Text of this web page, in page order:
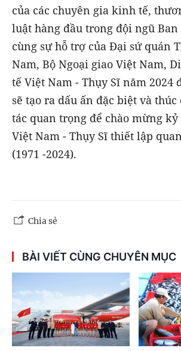
của các chuyên gia kinh tế,
luật hàng đầu trong đội ngũ
cùng sự hỗ trợ của Đại sứ quán
Nam, Bộ Ngoại giao Việt Nam,
tế Việt Nam - Thụy Sĩ năm 2024
sẽ tạo ra dấu ấn đặc biệt và thúc
tác quan trọng để chào mừng
Việt Nam - Thụy Sĩ thiết lập
(1971 -2024).
Chia sẻ
BÀI VIẾT CÙNG CHUYÊN MỤC